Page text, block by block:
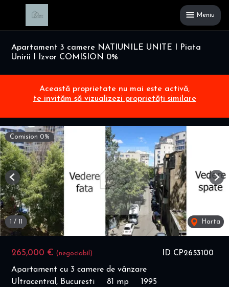
Meniu
Apartament 3 camere NATIUNILE UNITE I Piata
Unirii I Izvor COMISION 0%
Această proprietate nu mai este activă,
te invităm să vizualizezi proprietăți similare
ID CP2653100
265,000 € (negociabil)
Apartament cu 3 camere de vânzare
Ultracentral, Bucuresti
81 mp 1995
Comision 0%
/ Harta
Previous